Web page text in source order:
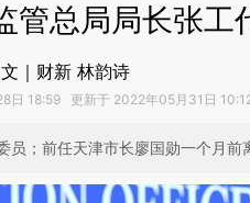
管总局局长张工
文｜财新 林韵诗
日 18:59 更新于 2022年05月31日
员；前任天津市长廖国勋一个月前